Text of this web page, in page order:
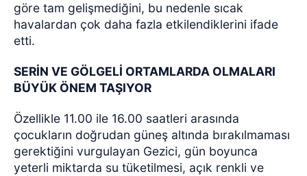
göre tam gelişmediğini, bu nedenle sıcak
havalardan çok daha fazla etkilendiklerini ifade
etti.
SERİN VE GÖLGELİ ORTAMLARDA OLMALARI
BÜYÜK ÖNEM TAŞIYOR
Özellikle 11.00 ile 16.00 saatleri arasında
çocukların doğrudan güneş altında bırakılmaması
gerektiğini vurgulayan Gezici, gün boyunca
yeterli miktarda su tüketilmesi, açık renkli ve